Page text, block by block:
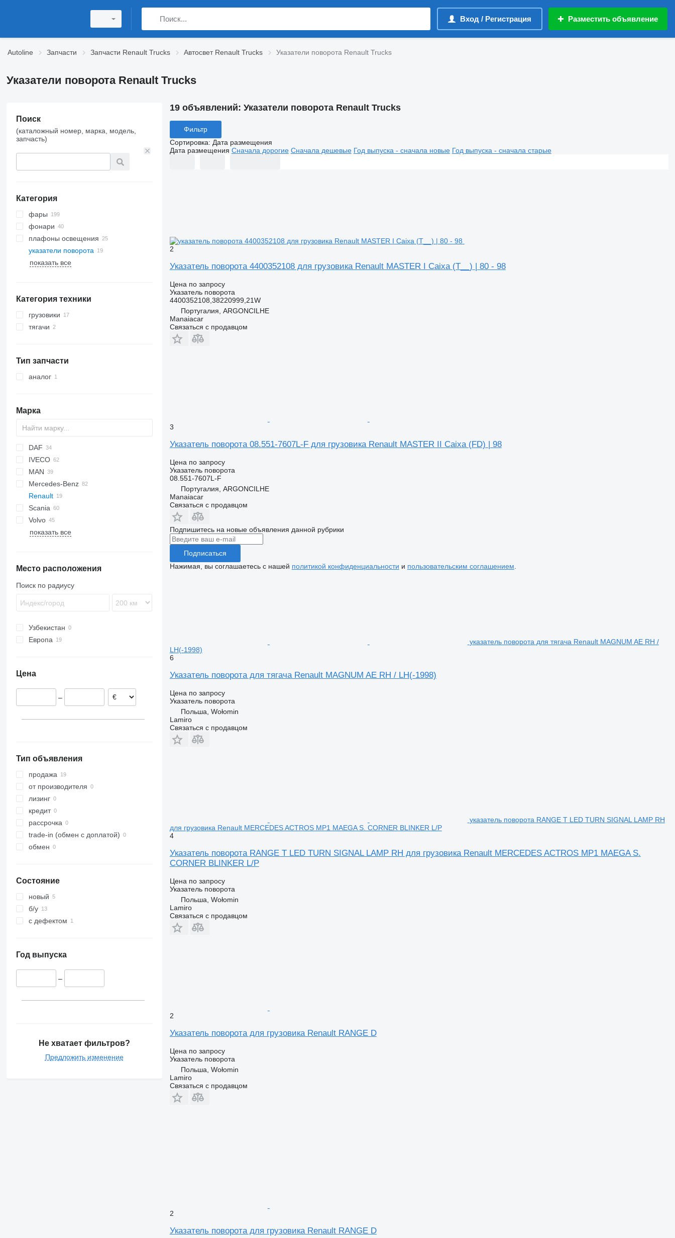
Вход / Регистрация Разместить объявление
Autoline Запчасти Запчасти Renault Trucks Автосвет Renault Trucks Указатели поворота Renault Trucks
Указатели поворота Renault Trucks
Поиск
(каталожный номер, марка, модель,
запчасть)
Категория
фары
фонари
плафоны освещения
указатели поворота
показать все
Категория техники
грузовики
тягачи
Тип запчасти
аналог
Марка
DAF
CF
LF
XF
Ducato
Escort
IVECO
Daily
EuroCargo
EuroStar
Eurorider
Eurotech
Stralis
Carnival
MAN
A-series
F90
L2000
Lion's series
TGA
TGS
Mercedes-Benz
A-Class
Actros
Antos
Arocs
Citaro
Tourismo
Travego
Canter
Cabstar
NT
Movano
Vivaro
Porter
Renault
Magnum
Magnum AE
Master
Midliner
Scania
R-series
S-series
Rexton
LT
Transporter
Volvo
B-series
FM
VNL
показать все
Место расположения
Поиск по радиусу
Узбекистан
Европа
Германия
Литва
Цена
–
Тип объявления
продажа
от производителя
лизинг
кредит
рассрочка
trade-in (обмен с доплатой)
обмен
Состояние
новый
б/у
с дефектом
Год выпуска
–
Не хватает фильтров?
Предложить изменение
19 объявлений: Указатели поворота Renault Trucks
Фильтр
Сортировка: Дата размещения
Дата размещения Сначала дорогие Сначала дешевые Год выпуска - сначала новые Год выпуска - сначала старые
2
Указатель поворота 4400352108 для грузовика Renault MASTER I Caixa (T__) | 80 - 98
Цена по запросу
Указатель поворота
4400352108,38220999,21W
Португалия, ARGONCILHE
Manaiacar
Связаться с продавцом
3
Указатель поворота 08.551-7607L-F для грузовика Renault MASTER II Caixa (FD) | 98
Цена по запросу
Указатель поворота
08.551-7607L-F
Португалия, ARGONCILHE
Manaiacar
Связаться с продавцом
Подпишитесь на новые объявления данной рубрики
Подписаться
Нажимая, вы соглашаетесь с нашей политикой конфиденциальности и пользовательским соглашением
указатель поворота для тягача Renault MAGNUM AE RH /
LH(-1998)
6
Указатель поворота для тягача Renault MAGNUM AE RH / LH(-1998)
Цена по запросу
Указатель поворота
Польша, Wołomin
Lamiro
Связаться с продавцом
указатель поворота RANGE T LED TURN SIGNAL LAMP RH
для грузовика Renault MERCEDES ACTROS MP1 MAEGA S. CORNER BLINKER L/P
4
Указатель поворота RANGE T LED TURN SIGNAL LAMP RH для грузовика Renault MERCEDES ACTROS MP1 MAEGA S.
CORNER BLINKER L/P
Цена по запросу
Указатель поворота
Польша, Wołomin
Lamiro
Связаться с продавцом
2
Указатель поворота для грузовика Renault RANGE D
Цена по запросу
Указатель поворота
Польша, Wołomin
Lamiro
Связаться с продавцом
2
Указатель поворота для грузовика Renault RANGE D